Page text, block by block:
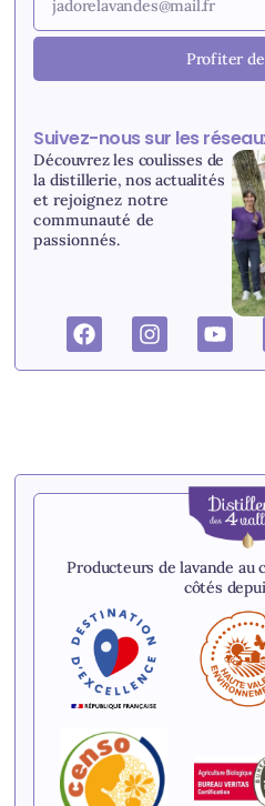
Profiter
Suivez-nous sur les
Découvrez les coulisses de
la distillerie, nos actualités
et rejoignez notre
communauté de
passionnés.
Producteurs de lavande au
côtés